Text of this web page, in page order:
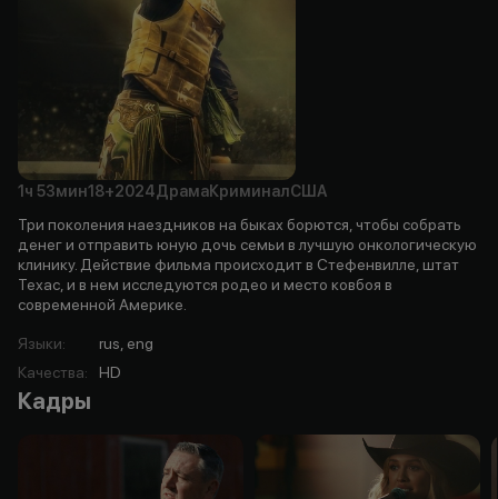
1ч 53мин18+2024ДрамаКриминалСША
Три поколения наездников на быках борются, чтобы собрать
денег и отправить юную дочь семьи в лучшую онкологическую
клинику. Действие фильма происходит в Стефенвилле, штат
Техас, и в нем исследуются родео и место ковбоя в
современной Америке.
Языки:
rus, eng
Качества: HD
Кадры